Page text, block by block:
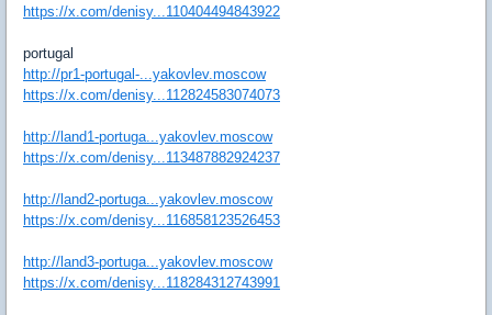
https://x.com/denisy...110404494843922
portugal
http://pr1-portugal-...yakovlev.moscow
https://x.com/denisy...112824583074073
http://land1-portuga...yakovlev.moscow
https://x.com/denisy...113487882924237
http://land2-portuga...yakovlev.moscow
https://x.com/denisy...116858123526453
http://land3-portuga...yakovlev.moscow
https://x.com/denisy...118284312743991